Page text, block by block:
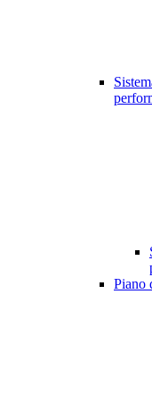
Piano